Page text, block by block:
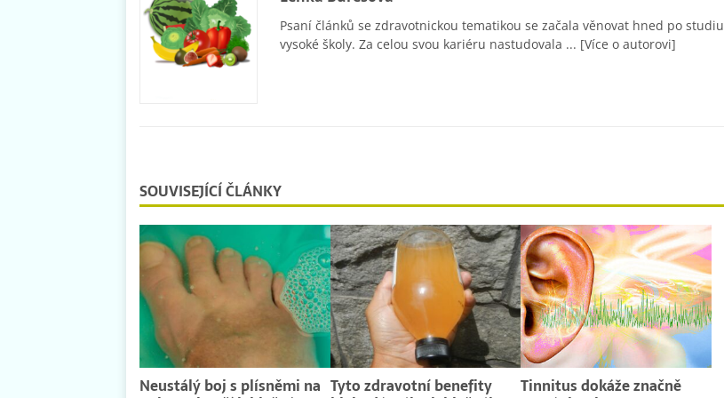
Psaní článků se zdravotnickou tematikou se začala věnovat hned po studiu
vysoké školy. Za celou svou kariéru nastudovala ... [Více o autorovi]
SOUVISEJÍCÍ ČLÁNKY
Neustálý boj s plísněmi na Tyto zdravotní benefity Tinnitus dokáže značně